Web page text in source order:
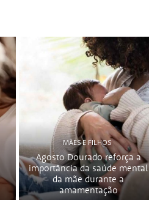
MÃES E FILHOS
Agosto Dourado reforça a
importância da saúde mental
da mãe durante a
amamentação